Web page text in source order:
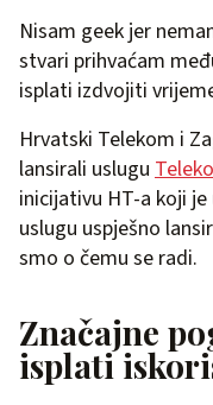
Nisam geek jer
stvari prihvaćam
isplati izdvojiti
Hrvatski Telekom i
lansirali uslugu
inicijativu HT-a koji
uslugu uspješno
smo o čemu se radi.
Značajne
isplati